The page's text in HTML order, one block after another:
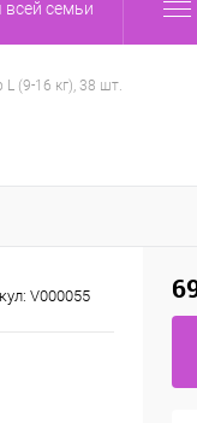
семьи
L (9-16 кг), 38 шт.
V000055